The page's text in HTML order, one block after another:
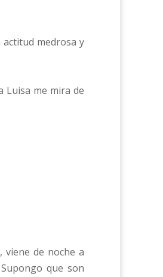
medrosa y
Luisa me mira de
viene de noche a
que son